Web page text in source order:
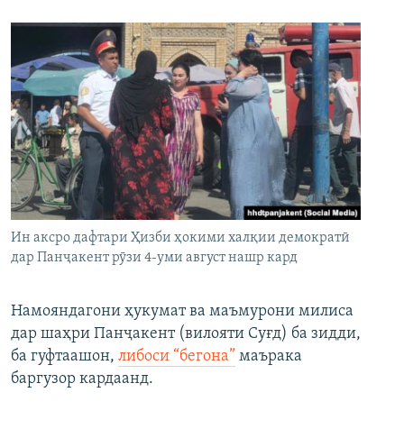
Ин аксро дафтари Ҳизби ҳокими халқии демократӣ
дар Панҷакент рӯзи 4-уми август нашр кард
Намояндагони ҳукумат ва маъмурони милиса
дар шаҳри Панҷакент (вилояти Суғд) ба зидди,
ба гуфтаашон, либоси “бегона” маърака
баргузор кардаанд.